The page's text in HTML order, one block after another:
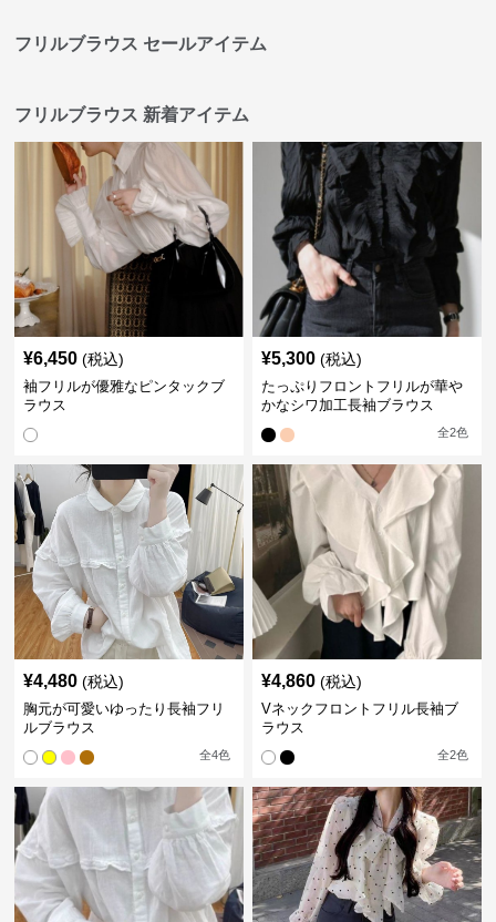
フリルブラウス セールアイテム
フリルブラウス 新着アイテム
¥6,450 (税込)
袖フリルが優雅なピンタックブ
ラウス
¥5,300 (税込)
たっぷりフロントフリルが華や
かなシワ加工長袖ブラウス
全2色
¥4,480 (税込)
胸元が可愛いゆったり長袖フリ
ルブラウス
全4色
¥4,860 (税込)
Vネックフロントフリル長袖ブ
ラウス
全2色